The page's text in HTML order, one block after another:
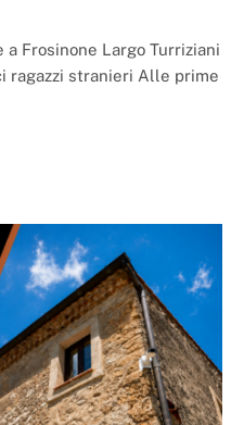
Frosinone Largo Turriziani
ragazzi stranieri Alle prime